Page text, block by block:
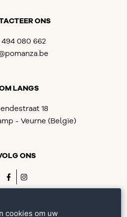
ONS
494 080 662
LANGS
18
- Veurne (Belgïe)
ONS
cookies om uw